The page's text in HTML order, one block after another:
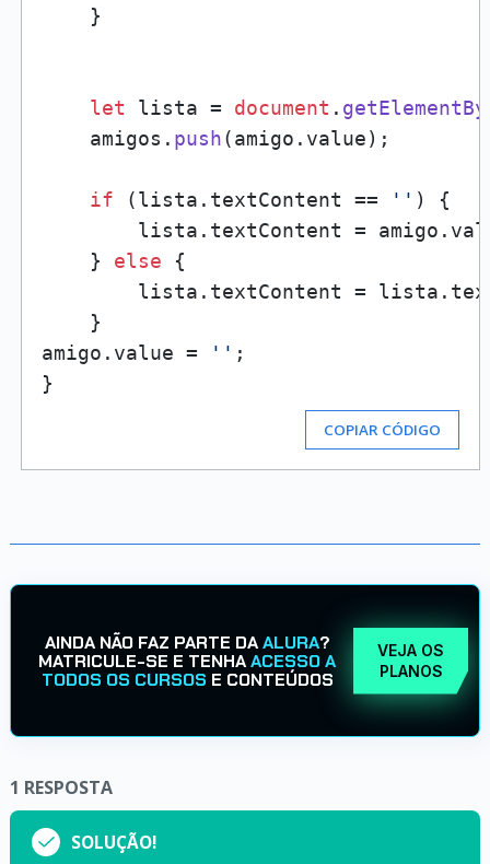
    }
let lista = document .
    amigos.
push(amigo. value);
if (lista. textContent == '' ) {
        lista.
textContent = amigo.
    }
else {
        lista.
textContent = lista.
    }
amigo. value = '' ;
COPIAR CÓDIGO
AINDA NÃO FAZ PARTE DAALURA?
MATRICULE-SE E TENHAACESSO A
TODOS OS CURSOS E CONTEÚDOS
VEJA OS
PLANOS
1 RESPOSTA
SOLUÇÃO!